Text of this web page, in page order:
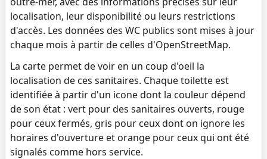
localisation, leur disponibilité ou leurs restrictions
d'accès. Les données des WC publics sont mises à jour
chaque mois à partir de celles d'OpenStreetMap.
La carte permet de voir en un coup d'oeil la
localisation de ces sanitaires. Chaque toilette est
identifiée à partir d'un icone dont la couleur dépend
de son état : vert pour des sanitaires ouverts, rouge
pour ceux fermés, gris pour ceux dont on ignore les
horaires d'ouverture et orange pour ceux qui ont été
signalés comme hors service.